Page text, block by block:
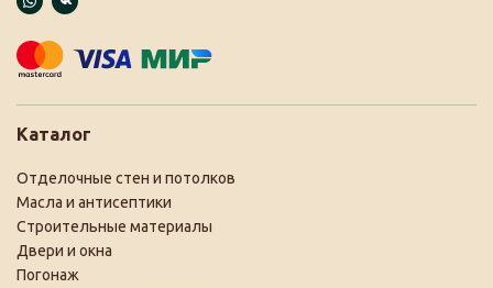
Каталог
Отделочные стен и потолков
Масла и антисептики
Строительные материалы
Двери и окна
Погонаж